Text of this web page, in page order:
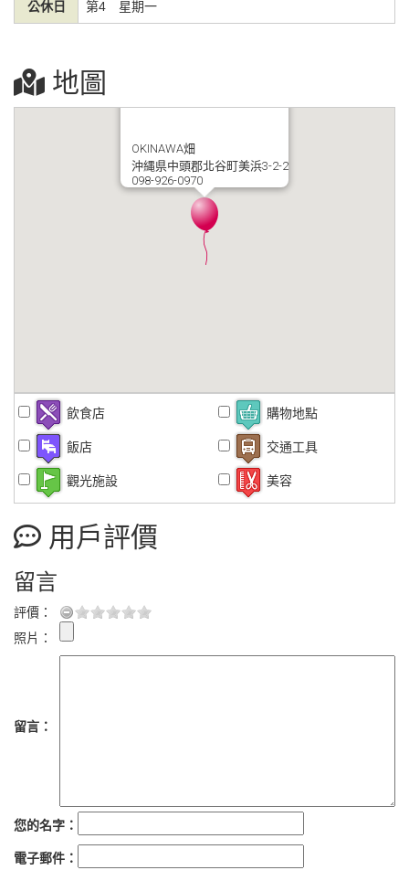
公休日 第4 星期一
地圖
OKINAWA畑
沖縄県中頭郡北谷町美浜3-2-2
098-926-0970
飲食店 購物地點
飯店 交通工具
觀光施設 美容
用戶評價
留言
評價：
照片：
留言：
您的名字：
電子郵件：